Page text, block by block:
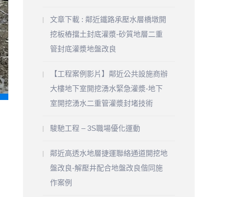
文章下載 : 鄰近鐵路承壓水層橋墩開
挖板樁擋土封底灌漿-砂質地層二重
管封底灌漿地盤改良
【工程案例影片】鄰近公共設施商辦
大樓地下室開挖湧水緊急灌漿-地下
室開挖湧水二重管灌漿封堵技術
駿馳工程 – 3S職場優化運動
鄰近高透水地層捷運聯絡通道開挖地
盤改良-解壓井配合地盤改良偕同施
作案例